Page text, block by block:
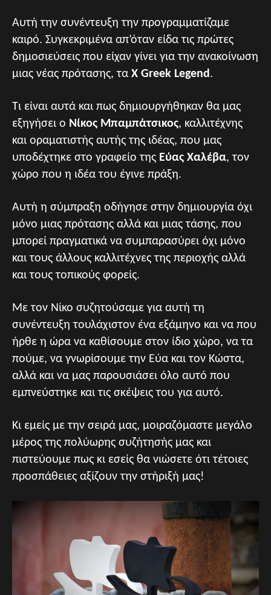
Αυτή την συνέντευξη την προγραμματίζαμε
καιρό. Συγκεκριμένα απ’όταν είδα τις πρώτες
δημοσιεύσεις που είχαν γίνει για την ανακοίνωση
μιας νέας πρότασης, τα X Greek Legend.
Τι είναι αυτά και πως δημιουργήθηκαν θα μας
εξηγήσει ο Νίκος Μπαμπάτσικος, καλλιτέχνης
και οραματιστής αυτής της ιδέας, που μας
υποδέχτηκε στο γραφείο της Εύας Χαλέβα, τον
χώρο που η ιδέα του έγινε πράξη.
Αυτή η σύμπραξη οδήγησε στην δημιουργία όχι
μόνο μιας πρότασης αλλά και μιας τάσης, που
μπορεί πραγματικά να συμπαρασύρει όχι μόνο
και τους άλλους καλλιτέχνες της περιοχής αλλά
και τους τοπικούς φορείς.
Με τον Νίκο συζητούσαμε για αυτή τη
συνέντευξη τουλάχιστον ένα εξάμηνο και να που
ήρθε η ώρα να καθίσουμε στον ίδιο χώρο, να τα
πούμε, να γνωρίσουμε την Εύα και τον Κώστα,
αλλά και να μας παρουσιάσει όλο αυτό που
εμπνεύστηκε και τις σκέψεις του για αυτό.
Κι εμείς με την σειρά μας, μοιραζόμαστε μεγάλο
μέρος της πολύωρης συζήτησής μας και
πιστεύουμε πως κι εσείς θα νιώσετε ότι τέτοιες
προσπάθειες αξίζουν την στήριξή μας!